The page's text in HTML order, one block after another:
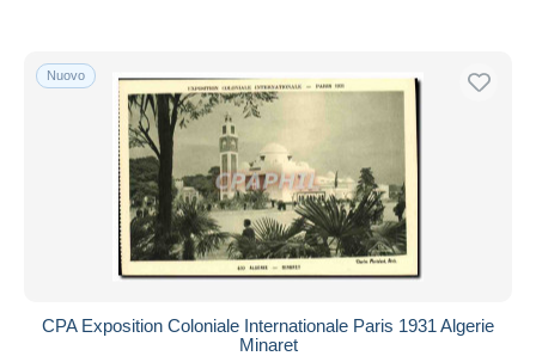
Aggiorna
Nuovo
CPA Exposition Coloniale Internationale Paris 1931 Algerie
Minaret